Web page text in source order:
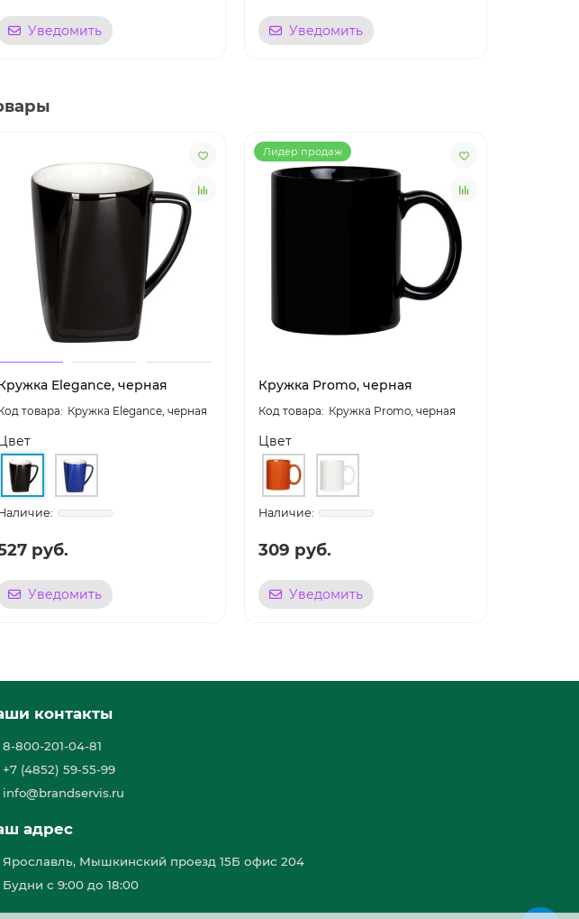
Уведомить Уведомить
Elegance, черная
Кружка Elegance, черная
руб.
Уведомить
Лидер продаж
Кружка Promo, черная
Кружка Promo, черная
Цвет
309 руб.
Уведомить
контакты
8-800-201-04-81
+7 (4852) 59-55-99
info@brandservis.ru
адрес
Ярославль, Мышкинский проезд 15Б офис 204
Будни с 9:00 до 18:00